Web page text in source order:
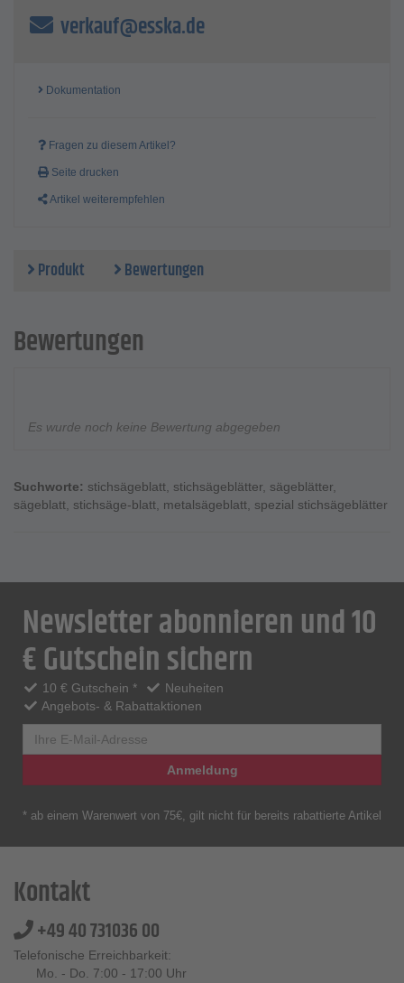
verkauf@esska.de
Dokumentation
Fragen zu diesem Artikel?
Seite drucken
Artikel weiterempfehlen
Produkt Bewertungen
Bewertungen
Es wurde noch keine Bewertung abgegeben
Suchworte: stichsägeblatt, stichsägeblätter, sägeblätter,
sägeblatt, stichsäge-blatt, metalsägeblatt, spezial stichsägeblätter
Newsletter abonnieren und 10
€ Gutschein sichern
10 € Gutschein *
Neuheiten
Angebots- & Rabattaktionen
Anmeldung
* ab einem Warenwert von 75€, gilt nicht für bereits rabattierte Artikel
Kontakt
+49 40 731036 00
Telefonische Erreichbarkeit:
Mo. - Do. 7:00 - 17:00 Uhr